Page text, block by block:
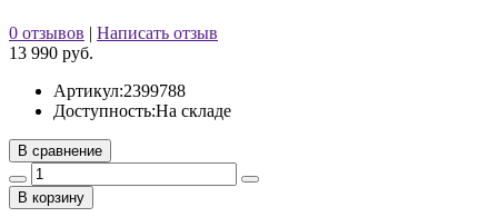
0 отзывов | Написать отзыв
13 990 руб.
Артикул:2399788
Доступность:На складе
В сравнение
В корзину